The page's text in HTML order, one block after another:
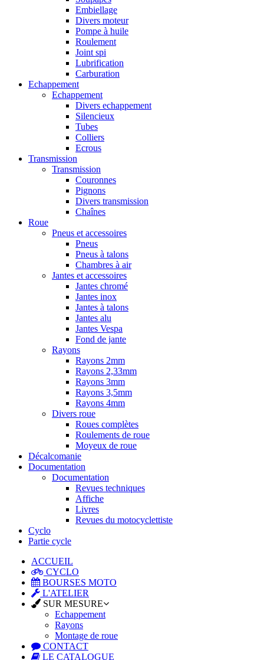
Embiellage
Divers moteur
Pompe à huile
Roulement
Joint spi
Lubrification
Carburation
Echappement
Echappement
Divers echappement
Silencieux
Tubes
Colliers
Ecrous
Transmission
Transmission
Couronnes
Pignons
Divers transmission
Chaînes
Roue
Pneus et accessoires
Pneus
Pneus à talons
Chambres à air
Jantes et accessoires
Jantes chromé
Jantes inox
Jantes à talons
Jantes alu
Jantes Vespa
Fond de jante
Rayons
Rayons 2mm
Rayons 2,33mm
Rayons 3mm
Rayons 3,5mm
Rayons 4mm
Divers roue
Roues complètes
Roulements de roue
Moyeux de roue
Décalcomanie
Documentation
Documentation
Revues techniques
Affiche
Livres
Revues du motocyclettiste
Cyclo
Partie cycle
ACCUEIL
CYCLO
BOURSES MOTO
L'ATELIER
SUR MESURE
Echappement
Rayons
Montage de roue
CONTACT
LE CATALOGUE